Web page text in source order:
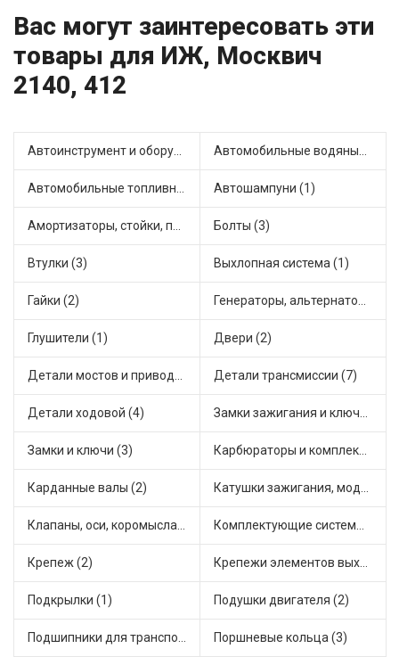
Вас могут заинтересовать эти
товары для ИЖ, Москвич
2140, 412
Автоинструмент и оборудование (1) Автомобильные водяные насосы (2)
Автомобильные топливные насосы (3) Автошампуни (1)
Амортизаторы, стойки, подушки стоек (7) Болты (3)
Втулки (3) Выхлопная система (1)
Гайки (2) Генераторы, альтернаторы и комплектующие (1)
Глушители (1) Двери (2)
Детали мостов и привода трансмиссии (6) Детали трансмиссии (7)
Детали ходовой (4) Замки зажигания и ключи (1)
Замки и ключи (3) Карбюраторы и комплектующие (1)
Карданные валы (2) Катушки зажигания, модули зажигания (4)
Клапаны, оси, коромысла (2) Комплектующие системы выпуска отработавших газов (1)
Крепеж (2) Крепежи элементов выхлопной системы (1)
Подкрылки (1) Подушки двигателя (2)
Подшипники для транспорта (5) Поршневые кольца (3)